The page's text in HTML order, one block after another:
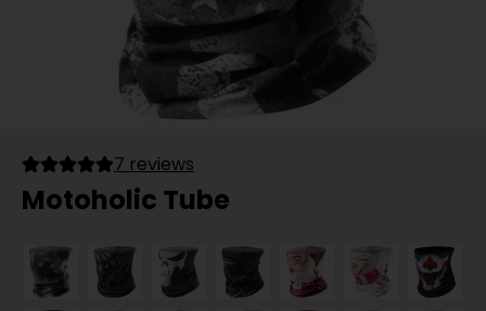
7 reviews
Motoholic Tube